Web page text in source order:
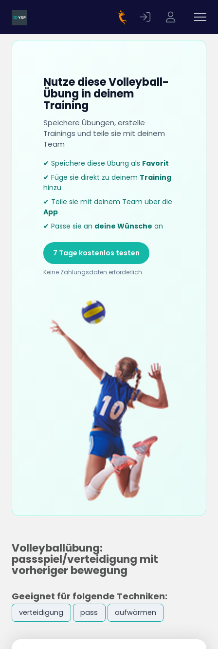
Nutze diese Volleyball-
Übung in deinem
Training
Speichere Übungen, erstelle
Trainings und teile sie mit deinem
Team
✔ Speichere diese Übung als Favorit
✔ Füge sie direkt zu deinem Training
hinzu
✔ Teile sie mit deinem Team über die
App
✔ Passe sie an deine Wünsche an
7 Tage kostenlos testen
Keine Zahlungsdaten erforderlich
Volleyballübung:
passspiel/verteidigung mit
vorheriger bewegung
Geeignet für folgende Techniken:
verteidigung pass aufwärmen